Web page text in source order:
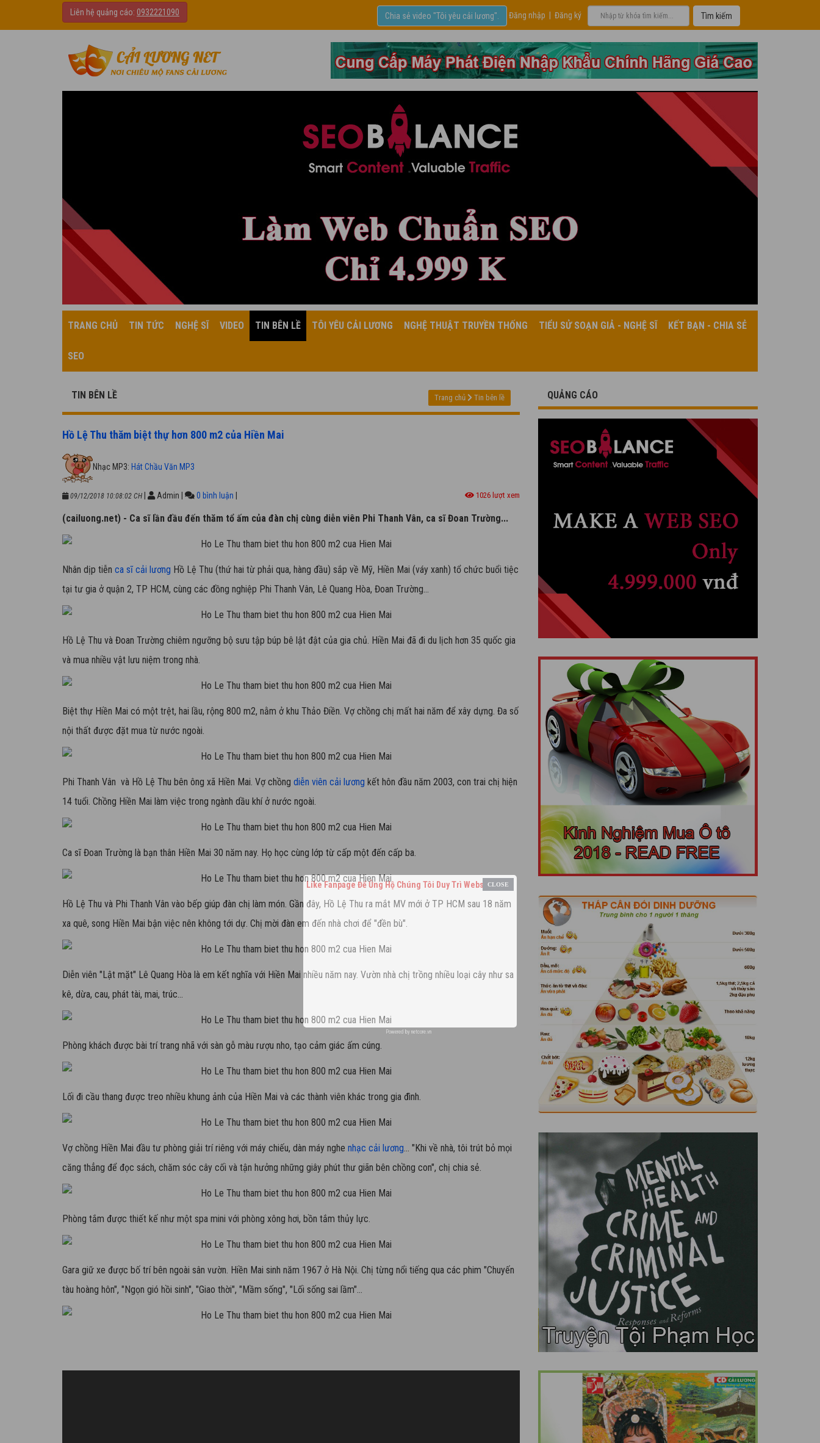
Liên hệ quảng cáo: 0932221090 Đăng nhập Đăng ký
Chia sẻ video "Tôi yêu cải lương".
TRANG CHỦ TIN TỨC NGHỆ SĨ VIDEO TIN BÊN LỀ TÔI YÊU CẢI LƯƠNG NGHỆ THUẬT TRUYỀN THỐNG TIỂU SỬ SOẠN GIẢ - NGHỆ SĨ KẾT BẠN - CHIA SẺ
SEO
TIN BÊN LỀ Trang chủ Tin bên lề
Hồ Lệ Thu thăm biệt thự hơn 800 m2 của Hiền Mai
Nhạc MP3: Hát Chầu Văn MP3
09/12/2018 10:08:02 CH Admin 0 bình luận 1026 lượt xem
(cailuong.net) - Ca sĩ lần đầu đến thăm tổ ấm của đàn chị cùng diễn viên Phi Thanh Vân, ca sĩ Đoan Trường...
Nhân dịp tiễn ca sĩ cải lương Hồ Lệ Thu (thứ hai từ phải qua, hàng đầu) sắp về Mỹ, Hiền Mai (váy xanh) tổ chức buổi tiệc
tại tư gia ở quận 2, TP HCM, cùng các đồng nghiệp Phi Thanh Vân, Lê Quang Hòa, Đoan Trường...
Hồ Lệ Thu và Đoan Trường chiêm ngưỡng bộ sưu tập búp bê lật đật của gia chủ. Hiền Mai đã đi du lịch hơn 35 quốc gia
và mua nhiều vật lưu niệm trong nhà.
Biệt thự Hiền Mai có một trệt, hai lầu, rộng 800 m2, nằm ở khu Thảo Điền. Vợ chồng chị mất hai năm để xây dựng. Đa số
nội thất được đặt mua từ nước ngoài.
Phi Thanh Vân và Hồ Lệ Thu bên ông xã Hiền Mai. Vợ chồng diễn viên cải lương kết hôn đầu năm 2003, con trai chị hiện
14 tuổi. Chồng Hiền Mai làm việc trong ngành dầu khí ở nước ngoài.
Ca sĩ Đoan Trường là bạn thân Hiền Mai 30 năm nay. Họ học cùng lớp từ cấp một đến cấp ba.
Hồ Lệ Thu và Phi Thanh Vân vào bếp giúp đàn chị làm món. Gần đây, Hồ Lệ Thu ra mắt MV mới ở TP HCM sau 18 năm
xa quê, song Hiền Mai bận việc nên không tới dự. Chị mời đàn em đến nhà chơi để "đền bù".
Diễn viên "Lật mặt" Lê Quang Hòa là em kết nghĩa với Hiền Mai nhiều năm nay. Vườn nhà chị trồng nhiều loại cây như sa
kê, dừa, cau, phát tài, mai, trúc...
Phòng khách được bài trí trang nhã với sàn gỗ màu rượu nho, tạo cảm giác ấm cúng.
Lối đi cầu thang được treo nhiều khung ảnh của Hiền Mai và các thành viên khác trong gia đình.
Vợ chồng Hiền Mai đầu tư phòng giải trí riêng với máy chiếu, dàn máy nghe nhạc cải lương... "Khi về nhà, tôi trút bỏ mọi
căng thẳng để đọc sách, chăm sóc cây cối và tận hưởng những giây phút thư giãn bên chồng con", chị chia sẻ.
Phòng tắm được thiết kế như một spa mini với phòng xông hơi, bồn tắm thủy lực.
Gara giữ xe được bố trí bên ngoài sân vườn. Hiền Mai sinh năm 1967 ở Hà Nội. Chị từng nổi tiếng qua các phim "Chuyến
tàu hoàng hôn", "Ngọn gió hồi sinh", "Giao thời", "Mầm sống", "Lối sống sai lầm"...
QUẢNG CÁO
Like Fanpage Để Ủng Hộ Chúng Tôi Duy Trì Website
Powered by netcore.vn